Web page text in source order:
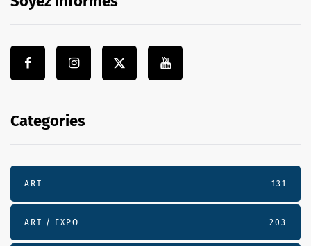
Categories
ART 131
ART / EXPO 203